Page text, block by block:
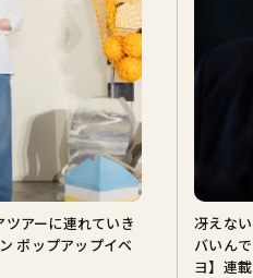
ツアーに連れていき
ポップアップイベ
冴えな
バいん
ヨ】連